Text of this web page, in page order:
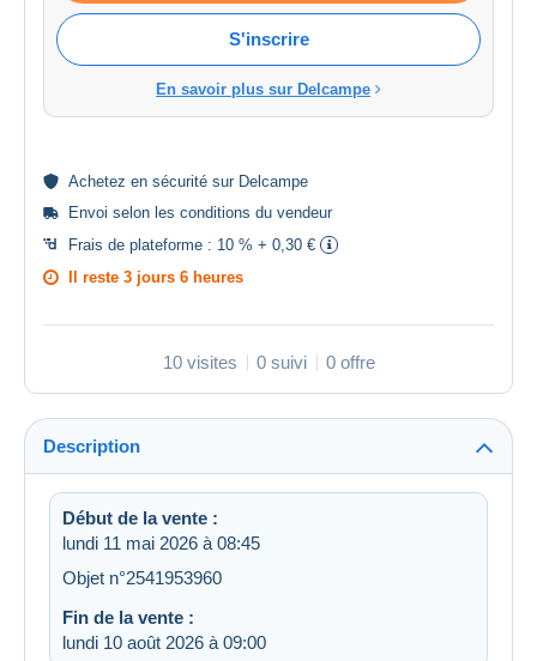
S'inscrire
En savoir plus sur Delcampe
Achetez en sécurité sur Delcampe
Envoi selon les conditions du vendeur
Frais de plateforme : 10 % + 0,30 €
Il reste 3 jours 6 heures
10 visites 0 suivi 0 offre
Description
Début de la vente :
lundi 11 mai 2026 à 08:45
Objet n°2541953960
Fin de la vente :
lundi 10 août 2026 à 09:00